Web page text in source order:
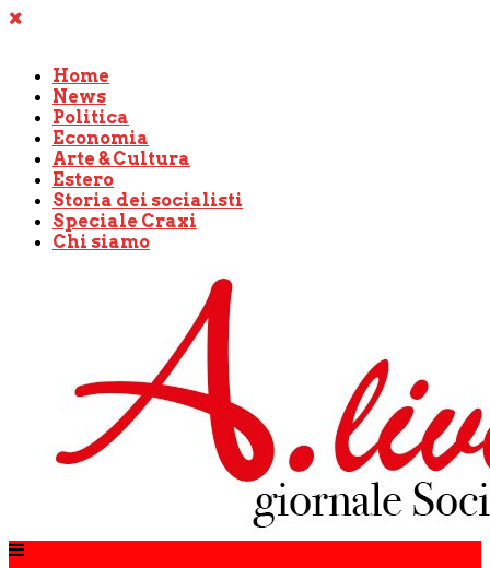
Home
News
Politica
Economia
Arte & Cultura
Estero
Storia dei socialisti
Speciale Craxi
Chi siamo